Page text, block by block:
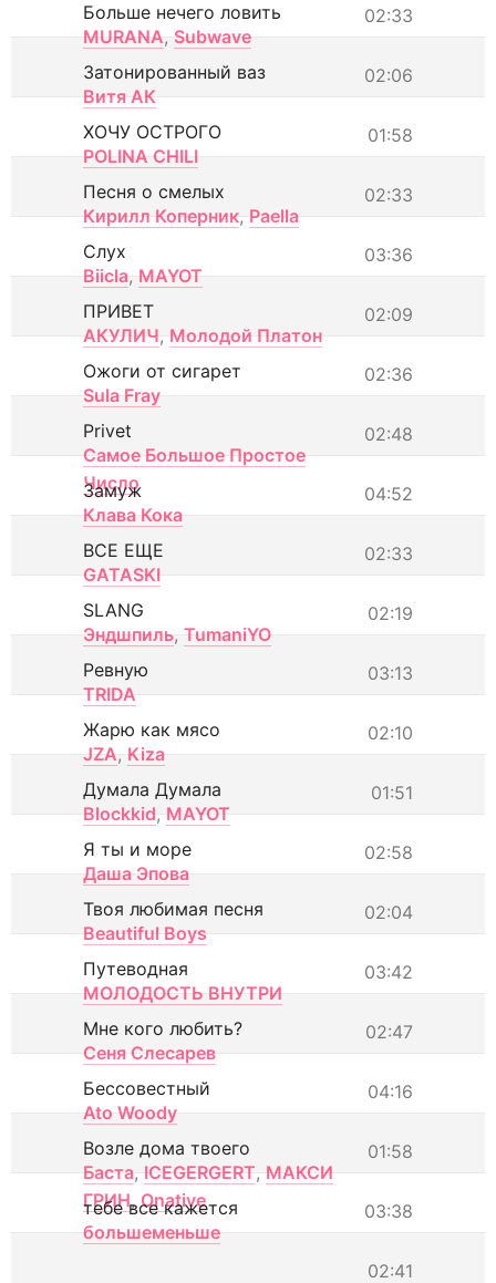
02:33
Больше нечего ловить
MURANA, Subwave
02:06
Затонированный ваз
Витя АК
01:58
ХОЧУ ОСТРОГО
POLINA CHILI
02:33
Песня о смелых
Кирилл Коперник, Paella
03:36
Слух
Biicla, MAYOT
02:09
ПРИВЕТ
АКУЛИЧ, Молодой Платон
02:36
Ожоги от сигарет
Sula Fray
02:48
Privet
Самое Большое Простое
Число
04:52
Замуж
Клава Кока
02:33
ВСЕ ЕЩЕ
GATASKI
02:19
SLANG
Эндшпиль, TumaniYO
03:13
Ревную
TRIDA
02:10
Жарю как мясо
JZA, Kiza
01:51
Думала Думала
Blockkid, MAYOT
02:58
Я ты и море
Даша Эпова
02:04
Твоя любимая песня
Beautiful Boys
03:42
Путеводная
МОЛОДОСТЬ ВНУТРИ
02:47
Мне кого любить?
Сеня Слесарев
04:16
Бессовестный
Ato Woody
01:58
Возле дома твоего
Баста, ICEGERGERT, МАКСИ
ГРИН, Onative 03:38
тебе все кажется
большеменьше
02:41